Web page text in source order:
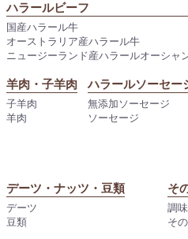
ハラールビーフ
国産ハラール牛
オーストラリア産ハラール牛
ニュージーランド産ハラールオーシャ
羊肉・子羊肉
子羊肉
羊肉
ハラールソーセー
無添加ソーセージ
ソーセージ
デーツ・ナッツ・豆類
デーツ
豆類
そ
調
そ